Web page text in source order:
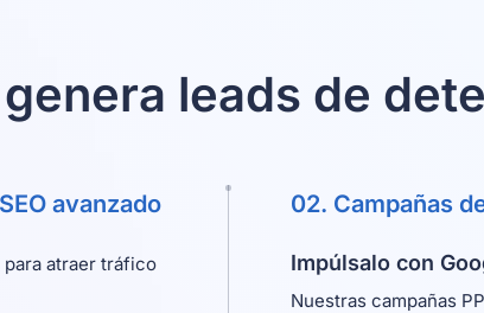
leads de
avanzado
para atraer tráfico
02. Campañas
Impúlsalo con
Nuestras campañas